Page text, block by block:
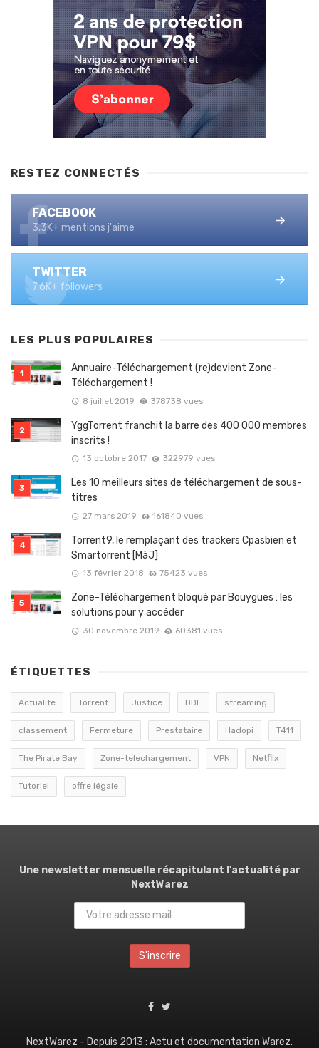
RESTEZ CONNECTÉS
FACEBOOK
3.3K+ mentions j'aime
TWITTER
7.6K+ followers
LES PLUS POPULAIRES
Annuaire-Téléchargement (re)devient Zone-
Téléchargement !
8 juillet 2019 378738 vues
YggTorrent franchit la barre des 400 000 membres
inscrits !
13 octobre 2017 322979 vues
Les 10 meilleurs sites de téléchargement de sous-
titres
27 mars 2019 161840 vues
Torrent9, le remplaçant des trackers Cpasbien et
Smartorrent [MàJ]
13 février 2018 75423 vues
Zone-Téléchargement bloqué par Bouygues : les
solutions pour y accéder
30 novembre 2019 60381 vues
ÉTIQUETTES
Actualité Torrent Justice DDL streaming
classement Fermeture Prestataire Hadopi T411
The Pirate Bay Zone-telechargement VPN Netflix
Tutoriel offre légale
Une newsletter mensuelle récapitulant l'actualité par
NextWarez
NextWarez - Depuis 2013 : Actu et documentation Warez.